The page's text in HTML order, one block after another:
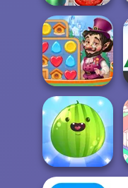
Cooking Frenzy
Vega Mix: Fairy
Town